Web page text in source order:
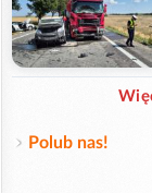
Polub nas!